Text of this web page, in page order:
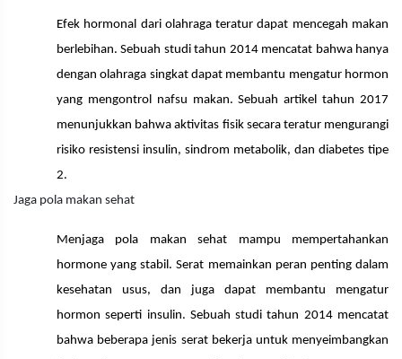
Efek hormonal dari olahraga teratur dapat mencegah makan
berlebihan. Sebuah studi tahun 2014 mencatat bahwa hanya
dengan olahraga singkat dapat membantu mengatur hormon
yang mengontrol nafsu makan. Sebuah artikel tahun 2017
menunjukkan bahwa aktivitas fisik secara teratur mengurangi
risiko resistensi insulin, sindrom metabolik, dan diabetes tipe
2.
Jaga pola makan sehat
Menjaga pola makan sehat mampu mempertahankan
hormone yang stabil. Serat memainkan peran penting dalam
kesehatan usus, dan juga dapat membantu mengatur
hormon seperti insulin. Sebuah studi tahun 2014 mencatat
bahwa beberapa jenis serat bekerja untuk menyeimbangkan